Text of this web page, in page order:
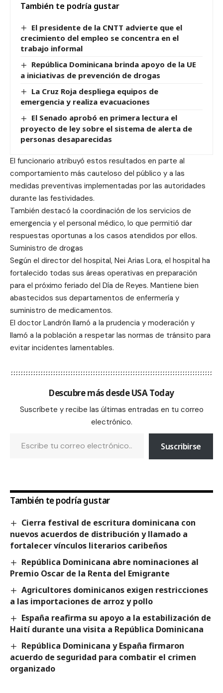
También te podría gustar
El presidente de la CNTT advierte que el
crecimiento del empleo se concentra en el
trabajo informal
República Dominicana brinda apoyo de la UE
a iniciativas de prevención de drogas
La Cruz Roja despliega equipos de
emergencia y realiza evacuaciones
El Senado aprobó en primera lectura el
proyecto de ley sobre el sistema de alerta de
personas desaparecidas
El funcionario atribuyó estos resultados en parte al
comportamiento más cauteloso del público y a las
medidas preventivas implementadas por las autoridades
durante las festividades.
También destacó la coordinación de los servicios de
emergencia y el personal médico, lo que permitió dar
respuestas oportunas a los casos atendidos por ellos.
Suministro de drogas
Según el director del hospital, Nei Arias Lora, el hospital ha
fortalecido todas sus áreas operativas en preparación
para el próximo feriado del Día de Reyes. Mantiene bien
abastecidos sus departamentos de enfermería y
suministro de medicamentos.
El doctor Landrón llamó a la prudencia y moderación y
llamó a la población a respetar las normas de tránsito para
evitar incidentes lamentables.
Descubre más desde USA Today
Suscríbete y recibe las últimas entradas en tu correo
electrónico.
Suscribirse
También te podría gustar
Cierra festival de escritura dominicana con
nuevos acuerdos de distribución y llamado a
fortalecer vínculos literarios caribeños
República Dominicana abre nominaciones al
Premio Oscar de la Renta del Emigrante
Agricultores dominicanos exigen restricciones
a las importaciones de arroz y pollo
España reafirma su apoyo a la estabilización de
Haití durante una visita a República Dominicana
República Dominicana y España firmaron
acuerdo de seguridad para combatir el crimen
organizado